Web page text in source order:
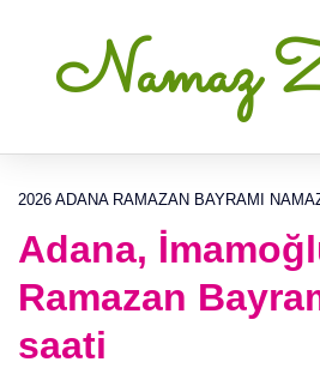
Namaz
2026 ADANA RAMAZAN BAYRAMI
Adana,
Ramazan
saati